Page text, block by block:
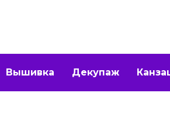
Вышивка Декупаж